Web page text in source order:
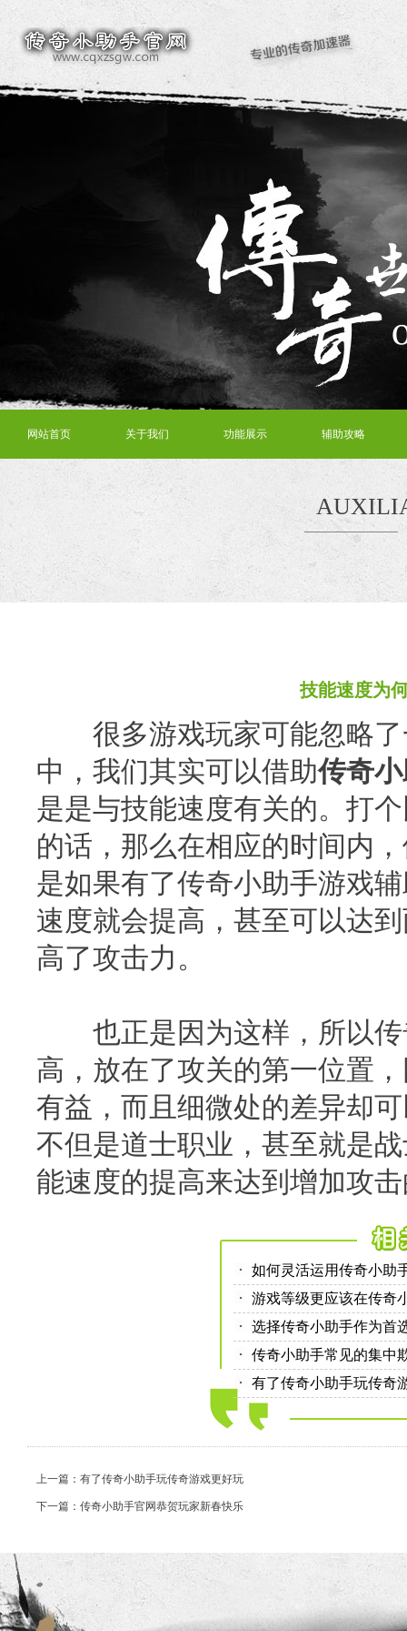
网站首页 关于我们 功能展示 辅助攻略
技能速度为
很多游戏玩家可能忽略了
中，我们其实可以借助传奇
是是与技能速度有关的。打
的话，那么在相应的时间内
是如果有了传奇小助手游戏
速度就会提高，甚至可以达
高了攻击力。
也正是因为这样，所以传
高，放在了攻关的第一位置
有益，而且细微处的差异却
不但是道士职业，甚至就是
能速度的提高来达到增加攻
如何灵活运用传奇小助
游戏等级更应该在传奇
选择传奇小助手作为首
传奇小助手常见的集中
有了传奇小助手玩传奇
上一篇：有了传奇小助手玩传奇游戏更好玩
下一篇：传奇小助手官网恭贺玩家新春快乐